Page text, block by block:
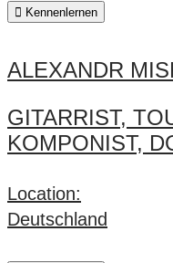
Kennenlernen
ALEXANDR
GITARRIST,
KOMPONIST,
Location:
Deutschland